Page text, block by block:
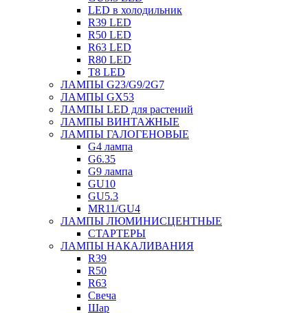
LED в холодильник
R39 LED
R50 LED
R63 LED
R80 LED
T8 LED
ЛАМПЫ G23/G9/2G7
ЛАМПЫ GX53
ЛАМПЫ LED для растений
ЛАМПЫ ВИНТАЖНЫЕ
ЛАМПЫ ГАЛОГЕНОВЫЕ
G4 лампа
G6.35
G9 лампа
GU10
GU5.3
MR11/GU4
ЛАМПЫ ЛЮМИНИСЦЕНТНЫЕ
СТАРТЕРЫ
ЛАМПЫ НАКАЛИВАНИЯ
R39
R50
R63
Свеча
Шар